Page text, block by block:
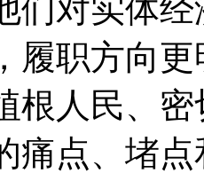
们对实体
履职方向
根人民、
痛点、堵